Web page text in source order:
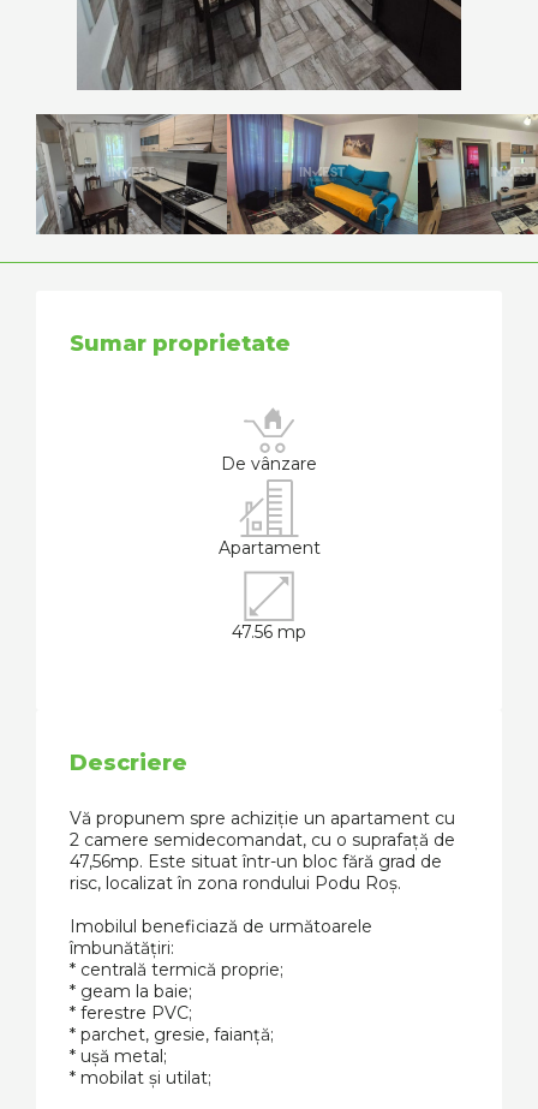
Sumar proprietate
De vânzare
Apartament
47.56 mp
Descriere
Vă propunem spre achiziție un apartament cu
2 camere semidecomandat, cu o suprafață de
47,56mp. Este situat într-un bloc fără grad de
risc, localizat în zona rondului Podu Roș.
Imobilul beneficiază de următoarele
îmbunătățiri:
* centrală termică proprie;
* geam la baie;
* ferestre PVC;
* parchet, gresie, faianță;
* ușă metal;
* mobilat și utilat;